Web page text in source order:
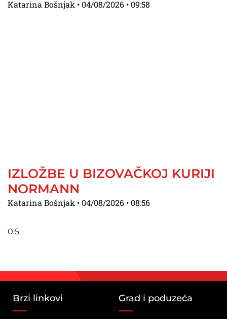
Katarina Bošnjak 04/08/2026 09:58
IZLOŽBE U BIZOVAČKOJ KURIJI
NORMANN
Katarina Bošnjak 04/08/2026 08:56
Brzi linkovi Grad i poduzeća